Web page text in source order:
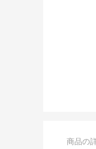
商品の